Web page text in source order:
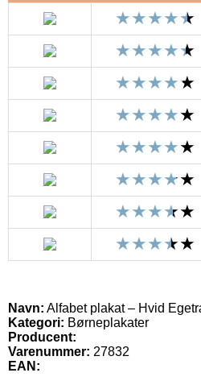
Navn: Alfabet plakat – Hvid
Kategori: Børneplakater
Producent:
Varenummer: 27832
EAN: